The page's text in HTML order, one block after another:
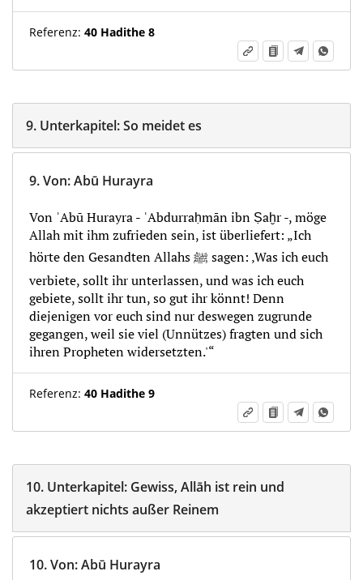
Referenz: 40 Hadithe 8
9. Unterkapitel:So meidet es
9.Von:Abū Hurayra
Von ʾAbū Hurayra - ʿAbdurraḥmān ibn Ṣaḫr -, möge
Allah mit ihm zufrieden sein, ist überliefert: „Ich
hörte den Gesandten Allahs ﷺ sagen: ‚Was ich euch
verbiete, sollt ihr unterlassen, und was ich euch
gebiete, sollt ihr tun, so gut ihr könnt! Denn
diejenigen vor euch sind nur deswegen zugrunde
gegangen, weil sie viel (Unnützes) fragten und sich
ihren Propheten widersetzten.'“
Referenz: 40 Hadithe 9
10. Unterkapitel: Gewiss, Allāh ist rein und
akzeptiert nichts außer Reinem
10.Von:Abū Hurayra